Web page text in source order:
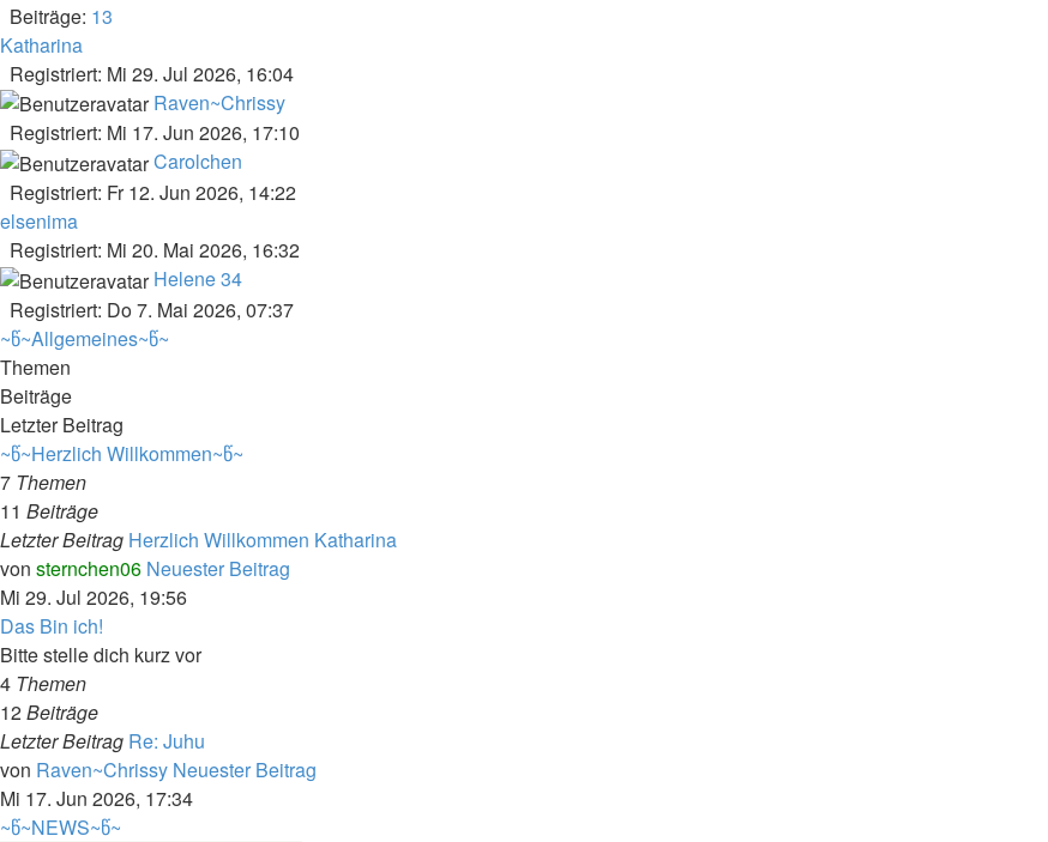
Beiträge: 13
Katharina
Registriert: Mi 29. Jul 2026, 16:04
Raven~Chrissy
Registriert: Mi 17. Jun 2026, 17:10
Carolchen
Registriert: Fr 12. Jun 2026, 14:22
elsenima
Registriert: Mi 20. Mai 2026, 16:32
Helene 34
Registriert: Do 7. Mai 2026, 07:37
~წ~Allgemeines~წ~
Themen
Beiträge
Letzter Beitrag
~წ~Herzlich Willkommen~წ~
7 Themen
11 Beiträge
Letzter Beitrag Herzlich Willkommen Katharina
von sternchen06 Neuester Beitrag
Mi 29. Jul 2026, 19:56
Das Bin ich!
Bitte stelle dich kurz vor
4 Themen
12Beiträge
Letzter Beitrag Re: Juhu
von Raven~Chrissy Neuester Beitrag
Mi 17. Jun 2026, 17:34
~წ~NEWS~წ~